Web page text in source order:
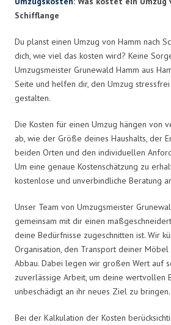
Schifflange
Du planst einen Umzug von Hamm nach
dich, wie viel das kosten wird? Keine
Umzugsmeister Grunewald Hamm aus
Seite und helfen dir, den Umzug
gestalten.
Die Kosten für einen Umzug hängen von
ab, wie der Größe deines Haushalts, der
beiden Orten und den individuellen
Um eine genaue Kostenschätzung zu
kostenlose und unverbindliche Beratung
Unser Team von Umzugsmeister
gemeinsam mit dir einen
deine Bedürfnisse zugeschnitten ist. Wir
Organisation, den Transport deiner Möbel
Abbau. Dabei legen wir großen Wert auf
zuverlässige Arbeit, um deine wertvollen
unbeschädigt an ihr neues Ziel zu bringen.
Bei der Kalkulation der Kosten